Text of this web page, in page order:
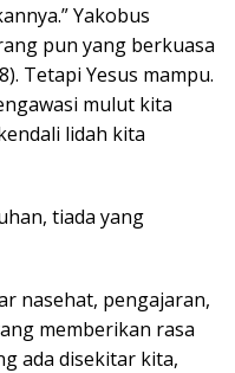
Yakobus
pun yang berkuasa
Tetapi Yesus mampu.
mulut kita
lidah kita
tiada yang
nasehat, pengajaran,
memberikan rasa
ada disekitar kita,